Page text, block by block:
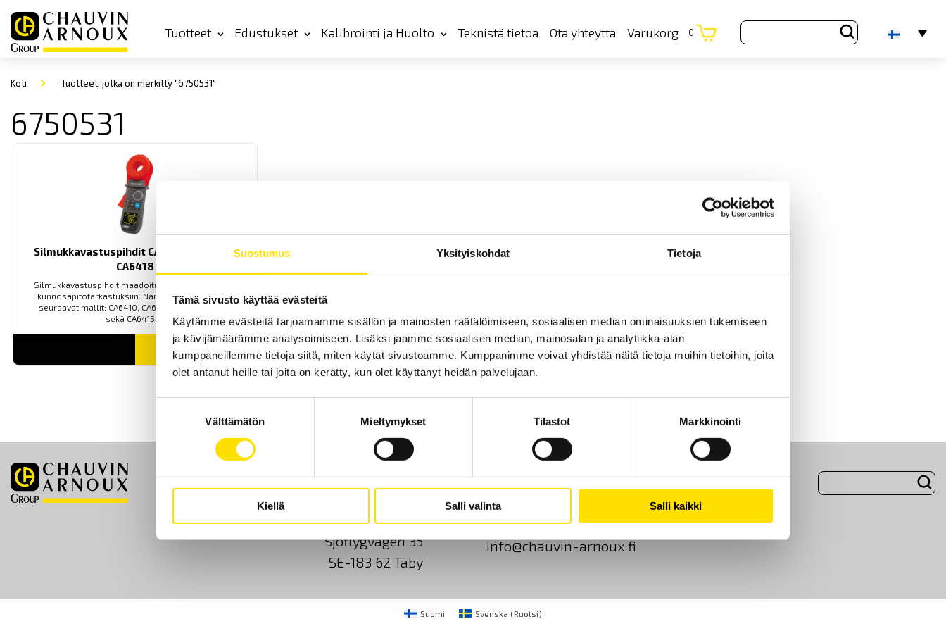
Suostumus Yksityiskohdat Tietoja
Tämä sivusto käyttää evästeitä
Käytämme evästeitä tarjoamamme sisällön ja mainosten räätälöimiseen, sosiaalisen median ominaisuuksien tukemiseen
ja kävijämäärämme analysoimiseen. Lisäksi jaamme sosiaalisen median, mainosalan ja analytiikka-alan
kumppaneillemme tietoja siitä, miten käytät sivustoamme. Kumppanimme voivat yhdistää näitä tietoja muihin tietoihin, joita
olet antanut heille tai joita on kerätty, kun olet käyttänyt heidän palvelujaan.
Välttämätön Mieltymykset Tilastot Markkinointi
Kiellä Salli valinta Salli kaikki
Tuotteet Edustukset Kalibrointi ja Huolto Teknistä tietoa Ota yhteyttä Varukorg 0
Koti Tuotteet, jotka on merkitty "6750531"
6750531
Silmukkavastuspihdit CA6416, CA6417 &
CA6418
Silmukkavastuspihdit maadoitusten määräaikaisiin
kunnosapitotarkastuksiin. Nämä mallit korvaavat
seuraavat mallit: CA6410, CA6411, CA6412, CA6413
sekä CA6415.
LUE LISÄÄ
Etusivu Ota yhteyttä Tietoa meistä GDPR Evästeet
CA Mätsystem AB
Sjöflygvägen 35
SE-183 62 Täby
+46 8 50 52 68 00
info@chauvin-arnoux.fi
Suomi Svenska (Ruotsi)